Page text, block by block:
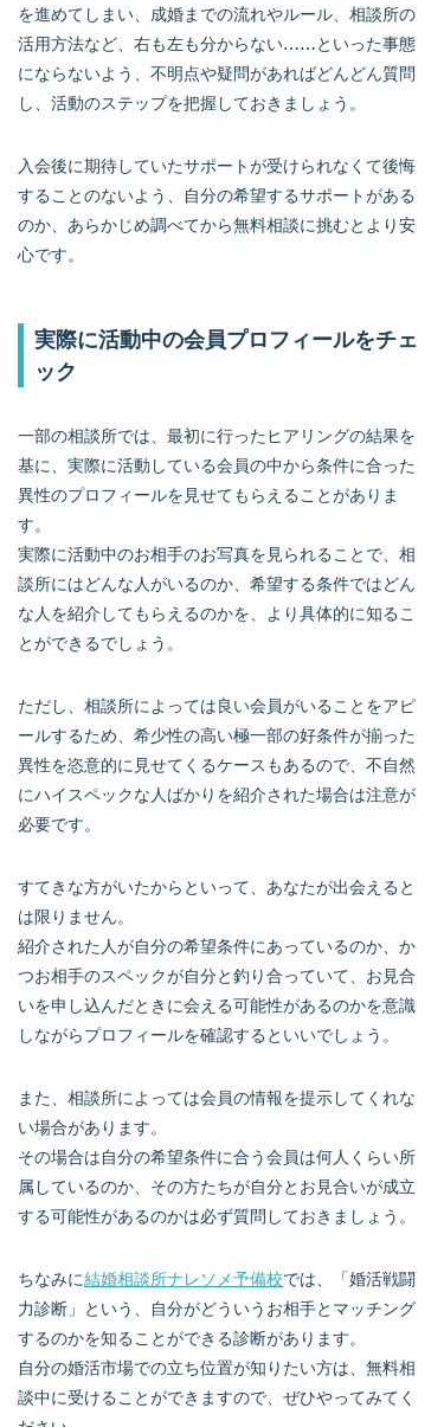
を進めてしまい、成婚までの流れやルール、相談所の
活用方法など、右も左も分からない……といった事態
にならないよう、不明点や疑問があればどんどん質問
し、活動のステップを把握しておきましょう。
入会後に期待していたサポートが受けられなくて後悔
することのないよう、自分の希望するサポートがある
のか、あらかじめ調べてから無料相談に挑むとより安
心です。
実際に活動中の会員プロフィールをチェ
ック
一部の相談所では、最初に行ったヒアリングの結果を
基に、実際に活動している会員の中から条件に合った
異性のプロフィールを見せてもらえることがありま
す。
実際に活動中のお相手のお写真を見られることで、相
談所にはどんな人がいるのか、希望する条件ではどん
な人を紹介してもらえるのかを、より具体的に知るこ
とができるでしょう。
ただし、相談所によっては良い会員がいることをアピ
ールするため、希少性の高い極一部の好条件が揃った
異性を恣意的に見せてくるケースもあるので、不自然
にハイスペックな人ばかりを紹介された場合は注意が
必要です。
すてきな方がいたからといって、あなたが出会えると
は限りません。
紹介された人が自分の希望条件にあっているのか、か
つお相手のスペックが自分と釣り合っていて、お見合
いを申し込んだときに会える可能性があるのかを意識
しながらプロフィールを確認するといいでしょう。
また、相談所によっては会員の情報を提示してくれな
い場合があります。
その場合は自分の希望条件に合う会員は何人くらい所
属しているのか、その方たちが自分とお見合いが成立
する可能性があるのかは必ず質問しておきましょう。
ちなみに結婚相談所ナレソメ予備校では、「婚活戦闘
力診断」という、自分がどういうお相手とマッチング
するのかを知ることができる診断があります。
自分の婚活市場での立ち位置が知りたい方は、無料相
談中に受けることができますので、ぜひやってみてく